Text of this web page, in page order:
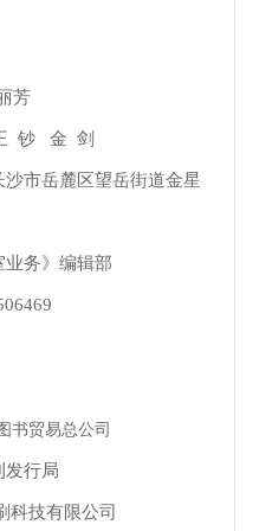
芳
钞 金 剑
市岳麓区望岳街道金星
业务》编辑部
书贸易总公司
发行局
科技有限公司